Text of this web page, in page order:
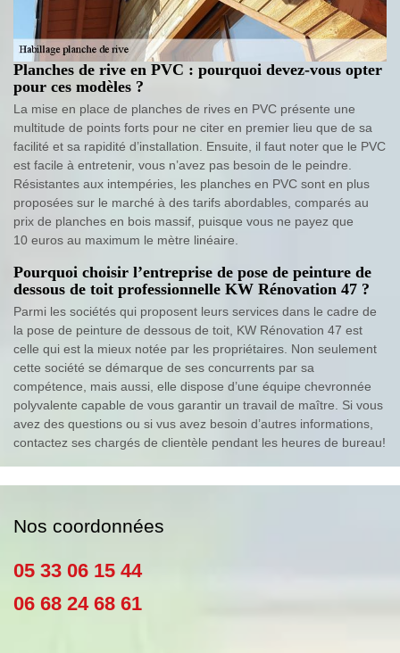
Planches de rive en PVC : pourquoi devez-vous opter
pour ces modèles ?
La mise en place de planches de rives en PVC présente une
multitude de points forts pour ne citer en premier lieu que de sa
facilité et sa rapidité d’installation. Ensuite, il faut noter que le PVC
est facile à entretenir, vous n’avez pas besoin de le peindre.
Résistantes aux intempéries, les planches en PVC sont en plus
proposées sur le marché à des tarifs abordables, comparés au
prix de planches en bois massif, puisque vous ne payez que
10 euros au maximum le mètre linéaire.
Pourquoi choisir l’entreprise de pose de peinture de
dessous de toit professionnelle KW Rénovation 47 ?
Parmi les sociétés qui proposent leurs services dans le cadre de
la pose de peinture de dessous de toit, KW Rénovation 47 est
celle qui est la mieux notée par les propriétaires. Non seulement
cette société se démarque de ses concurrents par sa
compétence, mais aussi, elle dispose d’une équipe chevronnée
polyvalente capable de vous garantir un travail de maître. Si vous
avez des questions ou si vus avez besoin d’autres informations,
contactez ses chargés de clientèle pendant les heures de bureau!
Nos coordonnées
05 33 06 15 44
06 68 24 68 61